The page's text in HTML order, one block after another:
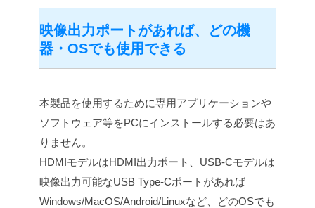
映像出力ポートがあれば、どの機
器・OSでも使用できる
本製品を使用するために専用アプリケーションや
ソフトウェア等をPCにインストールする必要はあ
りません。
HDMIモデルはHDMI出力ポート、USB-Cモデルは
映像出力可能なUSB Type-Cポートがあれば
Windows/MacOS/Android/Linuxなど、どのOSでも